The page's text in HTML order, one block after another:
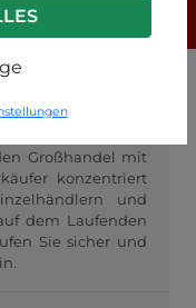
Großhandel mit
konzentriert
und
dem Laufenden
Sie sicher und